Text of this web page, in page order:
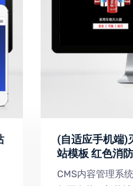
(自适应手机端)
站模板 红色消
CMS内容管理系